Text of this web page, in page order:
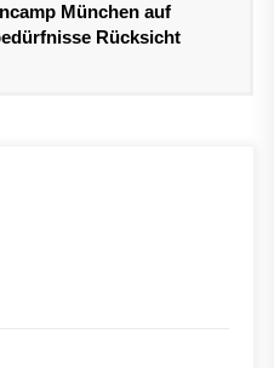
München auf
Rücksicht